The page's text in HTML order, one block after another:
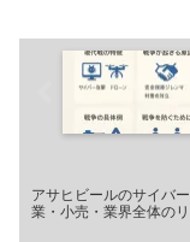
アサヒビールのサイバ
業・小売・業界全体の